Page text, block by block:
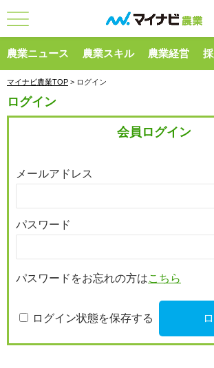
農業ニュース 農業スキル 農業経営
マイナビ農業TOP > ログイン
ログイン
会員ログイン
メールアドレス
パスワード
パスワードをお忘れの方はこちら
ログイン状態を保存する